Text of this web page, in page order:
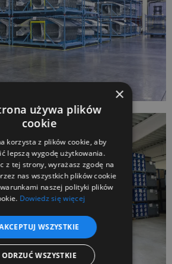
×
używa plików
cookie
korzysta z plików cookie, aby
lepszą wygodę użytkowania.
z tej strony, wyrażasz zgodę na
nas wszystkich plików cookie
naszej polityki plików
Dowiedz się więcej
WSZYSTKIE
ODRZUĆ WSZYSTKIE